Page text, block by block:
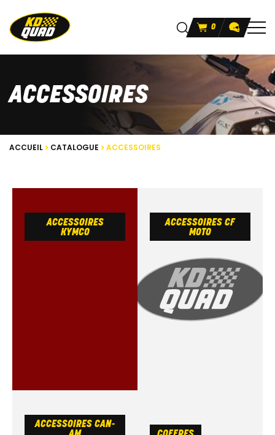
0
ACCESSOIRES
ACCUEIL CATALOGUE ACCESSOIRES
ACCESSOIRES
KYMCO
ACCESSOIRES CF
MOTO
ACCESSOIRES CAN-